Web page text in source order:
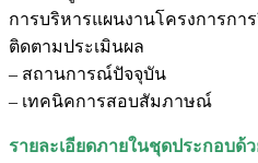
การบริหารแผนงานโครงการกา
ติดตามประเมินผล
– สถานการณ์ปัจจุบัน
– เทคนิคการสอบสัมภาษณ์
รายละเอียดภายในชุดประกอบด้